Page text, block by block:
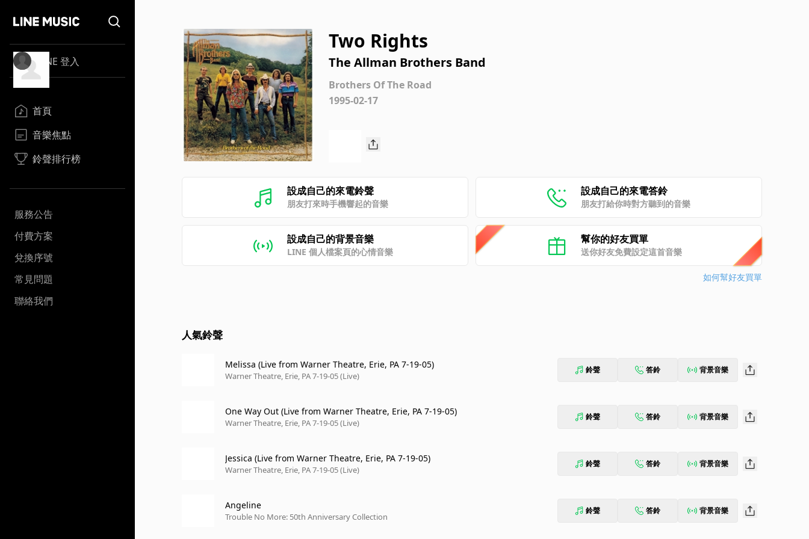
LINE 登入
首頁
音樂焦點
鈴聲排行榜
服務公告
付費方案
兌換序號
常見問題
聯絡我們
Two Rights
The Allman Brothers Band
Brothers Of The Road
1995-02-17
設成自己的來電鈴聲
朋友打來時手機響起的音樂
設成自己的來電答鈴
朋友打給你時對方聽到的音樂
設成自己的背景音樂
LINE 個人檔案頁的心情音樂
幫你的好友買單
送你好友免費設定這首音樂
如何幫好友買單
人氣鈴聲
Melissa (Live from Warner Theatre, Erie, PA 7-19-05)
Warner Theatre, Erie, PA 7-19-05 (Live)
鈴聲 答鈴 背景音樂
One Way Out (Live from Warner Theatre, Erie, PA 7-19-05)
Warner Theatre, Erie, PA 7-19-05 (Live)
鈴聲 答鈴 背景音樂
Jessica (Live from Warner Theatre, Erie, PA 7-19-05)
Warner Theatre, Erie, PA 7-19-05 (Live)
鈴聲 答鈴 背景音樂
Angeline
Trouble No More: 50th Anniversary Collection
鈴聲 答鈴 背景音樂